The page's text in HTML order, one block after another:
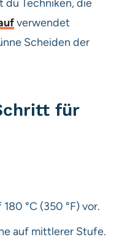
du Techniken, die
verwendet
Scheiden der
für
°C (350 °F) vor.
auf mittlerer Stufe.